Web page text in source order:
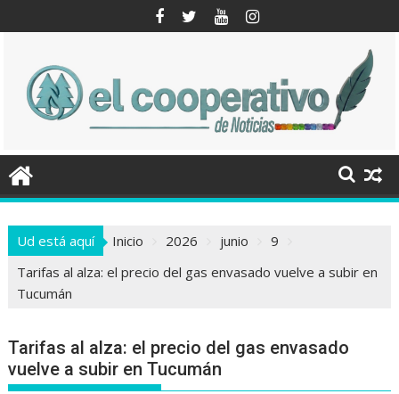
al
Ud está aquí Inicio 2026 junio
9
Tarifas al alza: el precio del gas envasado vuelve a subir en
Tucumán
Tarifas al alza: el precio del gas envasado
vuelve a subir en Tucumán